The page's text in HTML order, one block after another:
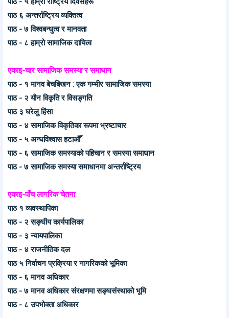
पाठ ६ अन्तर्राष्ट्रिय व्यक्तित्व
पाठ - ७ विश्वबन्धुत्व र मानवता
पाठ - ८ हाम्रो सामाजिक दायित्व
एकाइ-चार सामाजिक समस्या र समाधान
पाठ - १ मानव बेचबिखन : एक गम्भीर सामाजिक समस्या
पाठ - २ यौन विकृति र विसङ्गति
पाठ ३ घरेलु हिंसा
पाठ - ४ सामाजिक विकृतिका रूपमा भ्रष्टाचार
पाठ - ५ अन्धविश्वास हटाऔँ
पाठ - ६ सामाजिक समस्याको पहिचान र समस्या समाधान
पाठ - ७ सामाजिक समस्या समाधानमा अन्तर्राष्ट्रिय
एकाइ-पाँच लागरिक चेतना
पाठ १ व्यवस्थापिका
पाठ - २ सङ्घीय कार्यपालिका
पाठ - ३ न्यायपालिका
पाठ - ४ राजनीतिक दल
पाठ ५ निर्वाचन प्रक्रिया र नागरिकको भूमिका
पाठ - ६ मानव अधिकार
पाठ - ७ मानव अधिकार संरक्षणमा सङ्घसंस्थाको भूमि
पाठ - ८ उपभोक्ता अधिकार